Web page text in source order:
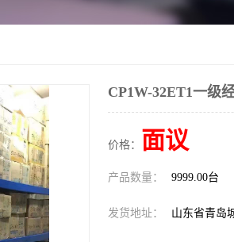
CP1W-32ET1一级
价格： 面议
产品数量： 9999.00台
发货地址： 山东省青岛